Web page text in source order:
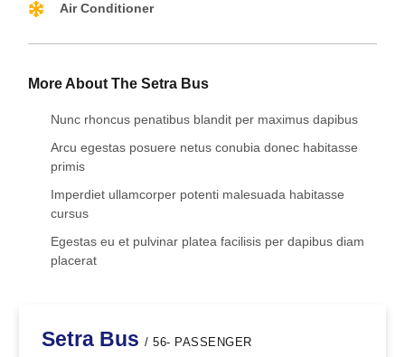
Air Conditioner
More About The Setra Bus
Nunc rhoncus penatibus blandit per maximus dapibus
Arcu egestas posuere netus conubia donec habitasse
primis
Imperdiet ullamcorper potenti malesuada habitasse
cursus
Egestas eu et pulvinar platea facilisis per dapibus diam
placerat
Setra Bus / 56- PASSENGER